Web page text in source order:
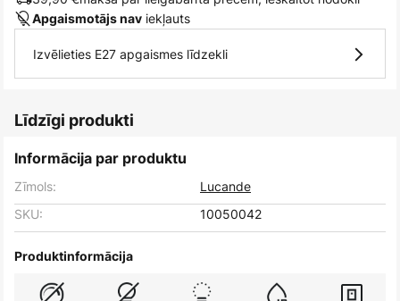
Apgaismotājs nav iekļauts
Izvēlieties E27 apgaismes līdzekli
Līdzīgi produkti
Informācija par produktu
Zīmols:
Lucande
SKU:
10050042
Produktinformācija